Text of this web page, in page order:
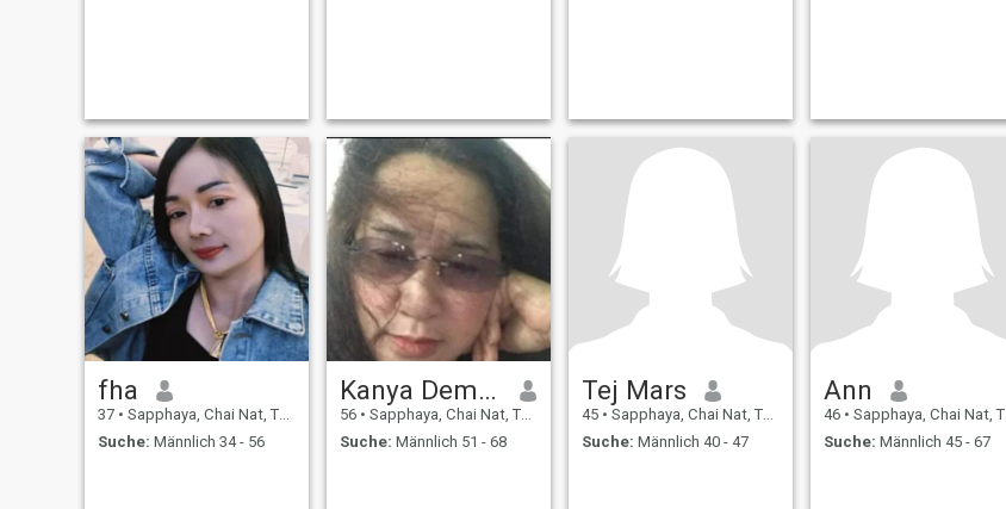
fha
37 • Sapphaya, Chai Nat, Thailand
Suche: Männlich 34 - 56
Kanya Demueng
56 • Sapphaya, Chai Nat, Thailand
Suche: Männlich 51 - 68
Tej Mars
45 • Sapphaya, Chai Nat, Thailand
Suche: Männlich 40 - 47
Ann
46 • Sapphaya, Chai Nat, Thailand
Suche: Männlich 45 - 67